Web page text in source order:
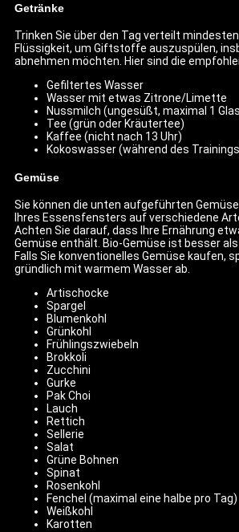
Getränke
Trinken Sie über den Tag verteilt
Flüssigkeit, um Giftstoffe auszuspülen,
abnehmen möchten. Hier sind die
Gefiltertes Wasser
Wasser mit etwas Zitrone/Limette
Nussmilch (ungesüßt, maximal 1
Tee (grün oder Kräutertee)
Kaffee (nicht nach 13 Uhr)
Kokoswasser (während des
Gemüse
Sie können die unten aufgeführten
Ihres Essensfensters auf verschiedene
Achten Sie darauf, dass Ihre Ernährung
Gemüse enthält. Bio-Gemüse ist besser
Falls Sie konventionelles Gemüse kaufen,
gründlich mit warmem Wasser ab.
Artischocke
Spargel
Blumenkohl
Grünkohl
Frühlingszwiebeln
Brokkoli
Zucchini
Gurke
Pak Choi
Lauch
Rettich
Sellerie
Salat
Grüne Bohnen
Spinat
Rosenkohl
Fenchel (maximal eine halbe pro Tag)
Weißkohl
Karotten